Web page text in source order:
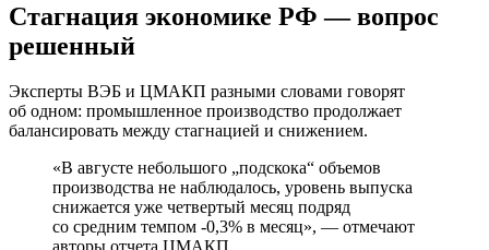
Стагнация экономике РФ — вопрос
решенный
Эксперты ВЭБ и ЦМАКП разными словами говорят
об одном: промышленное производство продолжает
балансировать между стагнацией и снижением.
«В августе небольшого „подскока“ объемов
производства не наблюдалось, уровень выпуска
снижается уже четвертый месяц подряд
со средним темпом -0,3% в месяц», — отмечают